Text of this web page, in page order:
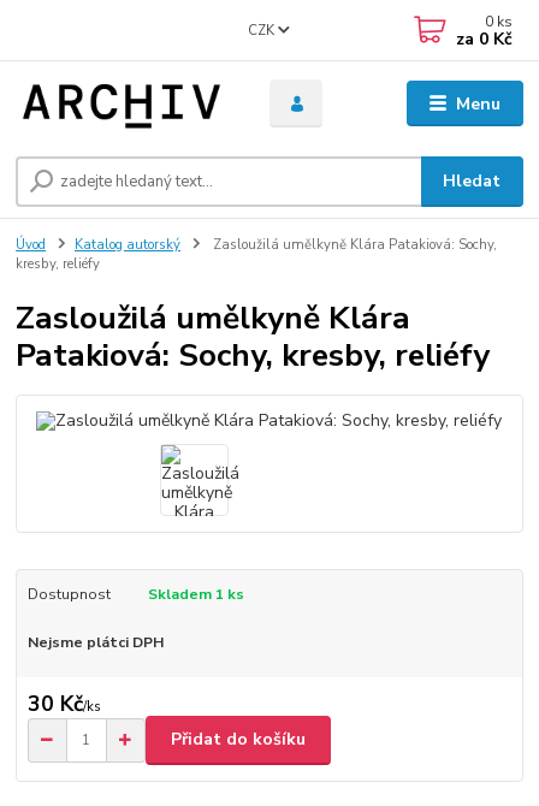
Menu
CZK
Hledat
0 ks
za 0 Kč
Úvod Katalog autorský
Zasloužilá umělkyně Klára Patakiová: Sochy,
kresby, reliéfy
Zasloužilá umělkyně Klára
Patakiová: Sochy, kresby, reliéfy
Dostupnost Skladem 1 ks
Nejsme plátci DPH
30 Kč/ks
Přidat do košíku